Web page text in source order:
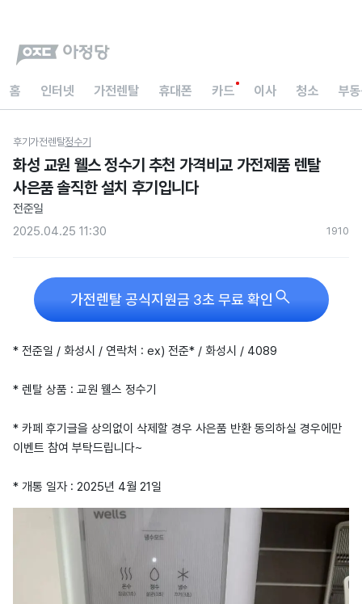
홈 인터넷 가전렌탈 휴대폰 카드 이사 청소 부
후기가전렌탈정수기
화성 교원 웰스 정수기 추천 가격비교 가전제품 렌탈
사은품 솔직한 설치 후기입니다
전준일
2025.04.25 11:30
191 0
가전렌탈 공식지원금 3초 무료 확인 
* 전준일 / 화성시 / 연락처 : ex) 전준* / 화성시 / 4089
* 렌탈 상품 : 교원 웰스 정수기
* 카페 후기글을 상의없이 삭제할 경우 사은품 반환 동의하실 경우에만
이벤트 참여 부탁드립니다~
* 개통 일자 : 2025년 4월 21일